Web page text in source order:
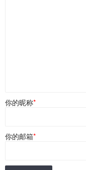
你的昵称*
你的邮箱*